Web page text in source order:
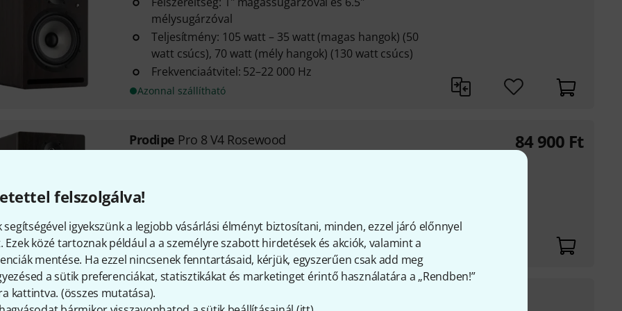
felszolgálva!
segítségével igyekszünk a legjobb vásárlási élményt biztosítani, minden, ezzel járó előnnyel
Ezek közé tartoznak például a a személyre szabott hirdetések és akciók, valamint a
mentése. Ha ezzel nincsenek fenntartásaid, kérjük, egyszerűen csak add meg
a sütik preferenciákat, statisztikákat és marketinget érintő használatára a „Rendben!”
kattintva. (összes mutatása).
mélysugárzóval
Teljesítmény: 105 watt – 35 watt (magas hangok) (50
watt csúcs), 70 watt (mély hangok) (130 watt csúcs)
Frekvenciaátvitel: 52–22 000 Hz
Azonnal szállítható
Prodipe Pro 8 V4 Rosewood
Frekvenciaátvitel: 50–22 000 Hz
Azonnal szállítható
84 900 Ft
Prodipe